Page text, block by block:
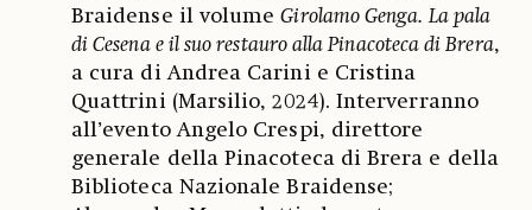
Braidense il volumeGirolamo Genga. La pala
di Cesena e il suo restauro alla Pinacoteca di Brera,
a cura di Andrea Carini e Cristina
Quattrini (Marsilio, 2024). Interverranno
all’evento Angelo Crespi, direttore
generale della Pinacoteca di Brera e della
Biblioteca Nazionale Braidense;